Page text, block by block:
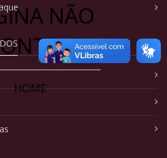
NÃO
HOME